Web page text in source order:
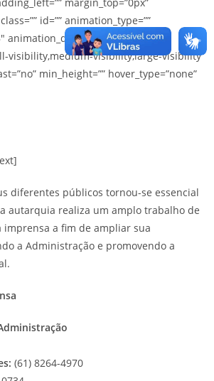
id=”” animation_type=””
animation_direction=”left”
visibility,medium-visibility,large-visibility”
min_height=”” hover_type=”none”
diferentes públicos tornou-se essencial
a autarquia realiza um amplo trabalho de
imprensa a fim de ampliar sua
a Administração e promovendo a
(61) 8264-4970